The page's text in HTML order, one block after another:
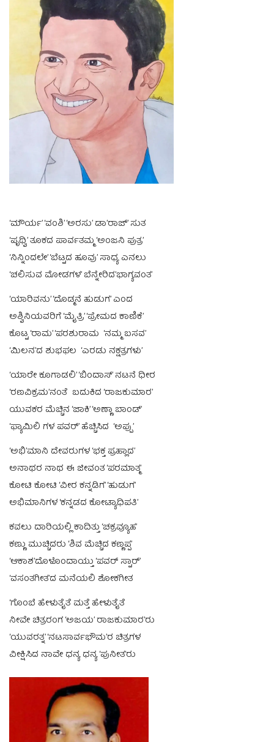
‘ಮೌರ್ಯ’ ‘ವಂಶಿ’ ‘ಅರಸು’ ಡಾ’ರಾಜ್’ ಸುತ
‘ಪೃಥ್ವಿ’ ತೂಕದ ಪಾರ್ವತಮ್ಮ ‘ಅಂಜನಿ ಪುತ್ರ’
‘ನಿನ್ನಿಂದಲೇ’ ‘ಬೆಟ್ಟದ ಹೂವು’ ಸಾಧ್ಯ ಎನಲು
‘ಚಲಿಸುವ ಮೋಡಗಳ’ ಬೆನ್ನೇರಿದ’ಭಾಗ್ಯವಂತ’
‘ಯಾರಿವನು’ ‘ದೊಡ್ಮನೆ ಹುಡುಗ’ ಎಂದ
ಅಶ್ವಿನಿಯವರಿಗೆ ‘ಮೈತ್ರಿ’ ‘ಪ್ರೇಮದ ಕಾಣಿಕೆ’
ಕೊಟ್ಟ ‘ರಾಮ’ ‘ಪರಶುರಾಮ ‘ನಮ್ಮ ಬಸವ’
‘ಮಿಲನ’ದ ಶುಭಫಲ ‘ಎರಡು ನಕ್ಷತ್ರಗಳು’
‘ಯಾರೇ ಕೂಗಾಡಲಿ’ ‘ಬಿಂದಾಸ್’ ನಟನೆ ಧೀರ
‘ರಣವಿಕ್ರಮ’ನಂತೆ ಬದುಕಿದ ‘ರಾಜಕುಮಾರ’
ಯುವಕರ ಮೆಚ್ಚಿನ ‘ಜಾಕಿ’ ‘ಅಣ್ಣಾ ಬಾಂಡ್’
‘ಫ್ಯಾಮಿಲಿ ಗಳ ಪವರ್’ ಹೆಚ್ಚಿಸಿದ ‘ಅಪ್ಪು’
‘ಅಭಿ’ಮಾನಿ ದೇವರುಗಳ ‘ಭಕ್ತ ಪ್ರಹ್ಲಾದ’
ಅನಾಥರ ನಾಥ ಈ ಜೀವಂತ ‘ಪರಮಾತ್ಮ’
ಕೋಟಿ ಕೋಟಿ ‘ವೀರ ಕನ್ನಡಿಗ’ ‘ಹುಡುಗ’
ಅಭಿಮಾನಿಗಳ ‘ಕನ್ನಡದ ಕೋಟ್ಯಾಧಿಪತಿ’
ಕವಲು ದಾರಿಯಲ್ಲಿ ಕಾದಿತ್ತು ‘ಚಕ್ರವ್ಯೂಹ’
ಕಣ್ಣು ಮುಚ್ಚಿದರು ‘ಶಿವ ಮೆಚ್ಚಿದ ಕಣ್ಣಪ್ಪ’
‘ಆಕಾಶ’ದೊಳೊಂದಾಯ್ತು ‘ಪವರ್ ಸ್ಟಾರ್’
‘ವಸಂತಗೀತ’ದ ಮನೆಯಲಿ ಶೋಕಗೀತ
‘ಗೊಂಬೆ ಹೇಳುತೈತೆ ಮತ್ತೆ ಹೇಳುತೈತೆ
ನೀವೇ ಚಿತ್ರರಂಗ ‘ಅಜಯ’ ರಾಜಕುಮಾರ’ರು
‘ಯುವರತ್ನ’ ‘ನಟಸಾರ್ವಭೌಮ’ರ ಚಿತ್ರಗಳ
ವೀಕ್ಷಿಸಿದ ನಾವೇ ಧನ್ಯ ಧನ್ಯ ‘ಪುನೀತ’ರು